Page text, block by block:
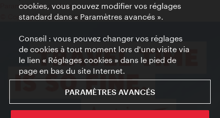
Paramètres de cookies
© Copyright WienTourismus
cookies, vous pouvez modifier vos réglages
standard dans « Paramètres avancés ».
Conseil : vous pouvez changer vos réglages
de cookies à tout moment lors d'une visite via
le lien « Réglages cookies » dans le pied de
page en bas du site Internet.
PARAMÈTRES AVANCÉS